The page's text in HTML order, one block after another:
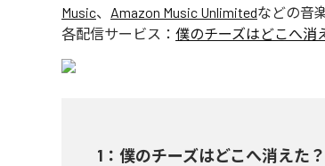
Music、 Amazon Music Unlimitedなどの音
各配信サービス： 僕のチーズはどこへ消
1 ： 僕のチーズはどこへ消えた？